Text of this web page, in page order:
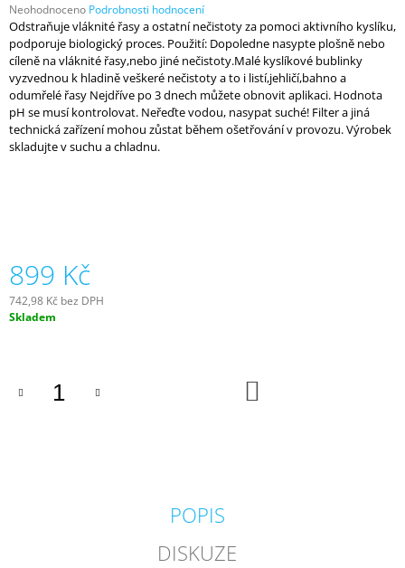
Průměrné
hodnocení
produktu
je
0,0
z
hvězdiček.
Neohodnoceno Podrobnosti hodnocení
Odstraňuje vláknité řasy a ostatní nečistoty za pomoci aktivního kyslíku,
podporuje biologický proces. Použití: Dopoledne nasypte plošně nebo
cíleně na vláknité řasy,nebo jiné nečistoty.Malé kyslíkové bublinky
vyzvednou k hladině veškeré nečistoty a to i listí,jehličí,bahno a
odumřelé řasy Nejdříve po 3 dnech můžete obnovit aplikaci. Hodnota
pH se musí kontrolovat. Neřeďte vodou, nasypat suché! Filter a jiná
technická zařízení mohou zůstat během ošetřování v provozu. Výrobek
skladujte v suchu a chladnu.
899 Kč
742,98 Kč bez DPH
Měrná
Skladem
POPIS
DISKUZE
D
O
P
O
R
U
Č
GEOTEXTÍLIE
POD
FÓLII
300G/M2